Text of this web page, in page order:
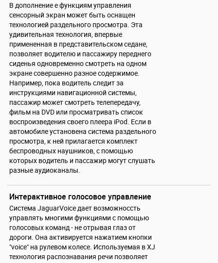
В дополнение е функциям управления
сенсорный экран может быть оснащен
технологией раздельного просмотра. Эта
удивительная технология, впервые
примененная в представительском седане,
позволяет водителю и пассажиру переднего
сиденья одновременно смотреть на одном
экране совершенно разное содержимое.
Например, пока водитель следит за
инструкциями навигационной системы,
пассажир может смотреть телепередачу,
фильм на DVD или просматривать список
воспроизведения своего плеера iPod. Если в
автомобиле установена система раздельного
просмотра, к ней прилагается комплект
беспроводных наушников, с помощью
которых водитель и пассажир могут слушать
разные аудиоканалы.
Интерактивное голосовое управление
Система JaguarVoice дает возможноссть
управлять многими функциями с помощью
голосовых команд - не отрывая глаз от
дороги. Она активируется нажатием кнопки
"voice" на рулевом колесе. Используемая в XJ
технология распознавания речи позволяет